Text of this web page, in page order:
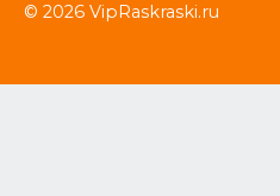
© 2026 VipRaskraski.ru